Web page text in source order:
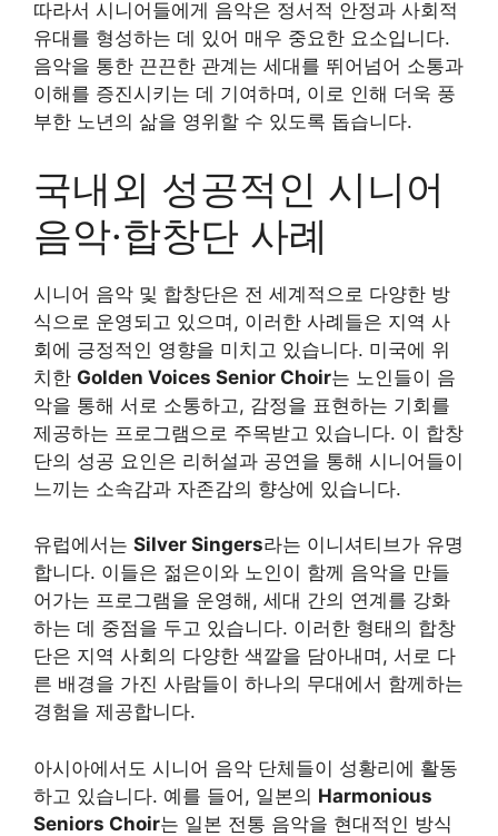
따라서 시니어들에게 음악은 정서적 안정과 사회적
유대를 형성하는 데 있어 매우 중요한 요소입니다.
음악을 통한 끈끈한 관계는 세대를 뛰어넘어 소통과
이해를 증진시키는 데 기여하며, 이로 인해 더욱 풍
부한 노년의 삶을 영위할 수 있도록 돕습니다.
국내외 성공적인 시니어
음악·합창단 사례
시니어 음악 및 합창단은 전 세계적으로 다양한 방
식으로 운영되고 있으며, 이러한 사례들은 지역 사
회에 긍정적인 영향을 미치고 있습니다. 미국에 위
치한 Golden Voices Senior Choir는 노인들이 음
악을 통해 서로 소통하고, 감정을 표현하는 기회를
제공하는 프로그램으로 주목받고 있습니다. 이 합창
단의 성공 요인은 리허설과 공연을 통해 시니어들이
느끼는 소속감과 자존감의 향상에 있습니다.
유럽에서는 Silver Singers라는 이니셔티브가 유명
합니다. 이들은 젊은이와 노인이 함께 음악을 만들
어가는 프로그램을 운영해, 세대 간의 연계를 강화
하는 데 중점을 두고 있습니다. 이러한 형태의 합창
단은 지역 사회의 다양한 색깔을 담아내며, 서로 다
른 배경을 가진 사람들이 하나의 무대에서 함께하는
경험을 제공합니다.
아시아에서도 시니어 음악 단체들이 성황리에 활동
하고 있습니다. 예를 들어, 일본의 Harmonious
Seniors Choir는 일본 전통 음악을 현대적인 방식